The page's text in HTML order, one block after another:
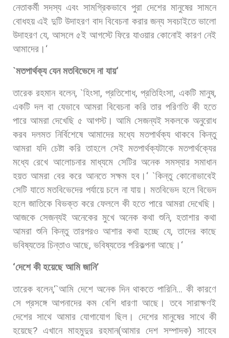
নেতাকর্মী সদস্য এবং সামগ্রিকভাবে পুরা দেশের মানুষের সামনে
বোধহয় এই দুটি উদাহরণ বাদ বিবেচনা করার জন্য সবচাইতে ভালো
উদাহরণ যে, আসলে ৫ই আগস্টে ফিরে যাওয়ার কোনোই কারণ নেই
আমাদের। ‘
`মতপার্থক্য যেন মতবিভেদে না যায়‘
তারেক রহমান বলেন, `হিংসা,প্রতিশোধ,প্রতিহিংসা, একটি মানুষ,
একটি দল বা যেভাবে আমরা বিবেচনা করি তার পরিণতি কী হতে
পারে আমরা দেখেছি ৫ আগস্ট। আমি সেজন্যই সকলকে অনুরোধ
করব দলমত নির্বিশেষে আমাদের মধ্যে মতপার্থক্য থাকবে কিন্তু
আমরা যদি চেষ্টা করি তাহলে সেই মতপার্থক্যটাকে মতপার্থক্যের
মধ্যে রেখে আলোচনার মাধ্যমে সেটির অনেক সমস্যার সমাধান
হয়ত আমরা বের করে আনতে সক্ষম হব। ‘ `কিন্তু কোনোভাবেই
সেটি যাতে মতবিভেদের পর্যায়ে চলে না যায়। মতবিভেদ হলে বিভেদ
হলে জাতিকে বিভক্ত করে ফেললে কী হতে পারে আমরা দেখেছি।
আজকে সেজন্যই অনেকের মুখে অনেক কথা শুনি,হতাশার কথা
আমরা শুনি কিন্তু তারপরও আশার কথা হচ্ছে যে,তাদের কাছে
ভবিষ্যতের চিন্তাও আছে, ভবিষ্যতের পরিকল্পনা আছে। ‘
‘দেশে কী হয়েছে আমি জানি’
তারেক বলেন,‘`আমি দেশে অনেক দিন থাকতে পারিনি… কী কারণে
সে প্রসঙ্গে আপনাদের কম বেশি ধারণা আছে। তবে সারাক্ষণই
দেশের সাথে আমার যোগাযোগ ছিল। দেশের মানুষের সাথে কী
হয়েছে? এখানে মাহমুদুর রহমান(আমার দেশ সম্পাদক) সাহেব